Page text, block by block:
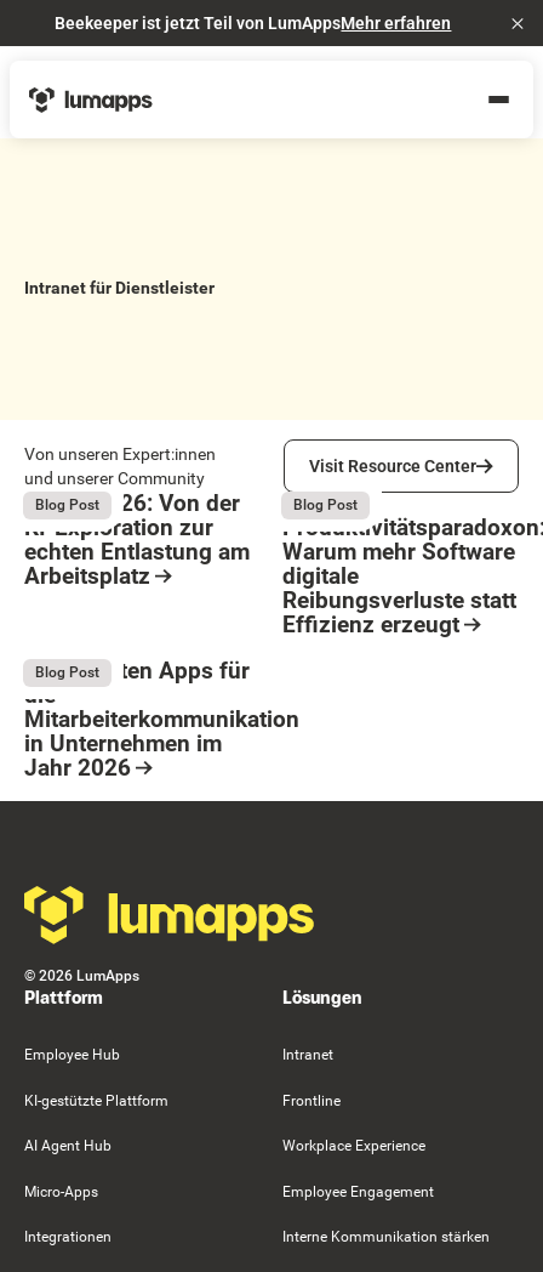
Beekeeper ist jetzt Teil von LumAppsMehr erfahren
Intranet für Dienstleister
Von unseren Expert:innen
und unserer Community
Visit Resource Center
Visit Resource Center
August 4, 2026
Blog Post
Bright 2026: Von der
KI-Exploration zur
echten Entlastung am
Arbeitsplatz
August 4, 2026
Blog Post
Das
Warum mehr Software
digitale
Reibungsverluste statt
Effizienz erzeugt
August 4, 2026
Blog Post
Die 9 besten Apps für
die
Mitarbeiterkommunikation
in Unternehmen im
Jahr 2026
© 2026 LumApps
Plattform
Employee Hub
KI-gestützte Plattform
AI Agent Hub
Micro-Apps
Integrationen
Lösungen
Intranet
Frontline
Workplace Experience
Employee Engagement
Interne Kommunikation stärken